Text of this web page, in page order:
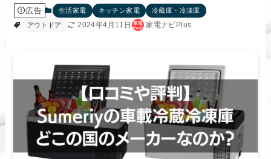
広告 生活家電 キッチン家電
冷蔵庫・冷凍庫
アウトドア
2024年4月11日 家電ナビPlus